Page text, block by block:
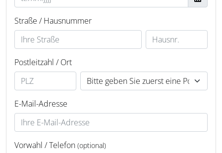
Straße / Hausnummer
Postleitzahl / Ort
E-Mail-Adresse
Vorwahl / Telefon (optional)